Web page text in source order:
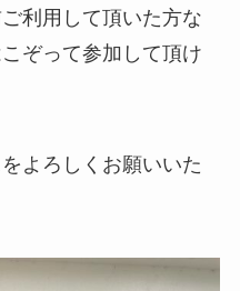
利用して頂いた方な
ぞって参加して頂け
よろしくお願いいた